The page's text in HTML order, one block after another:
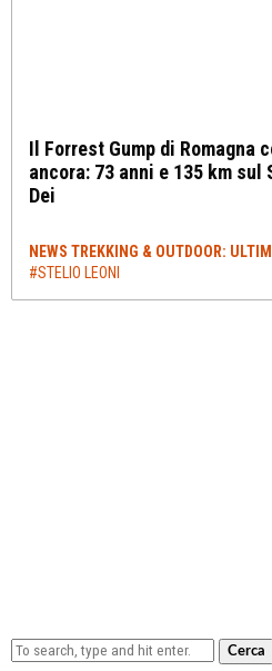
Il Forrest Gump di Romagna
ancora: 73 anni e 135 km sul
Dei
NEWS TREKKING & OUTDOOR:
#STELIO LEONI
Cerca